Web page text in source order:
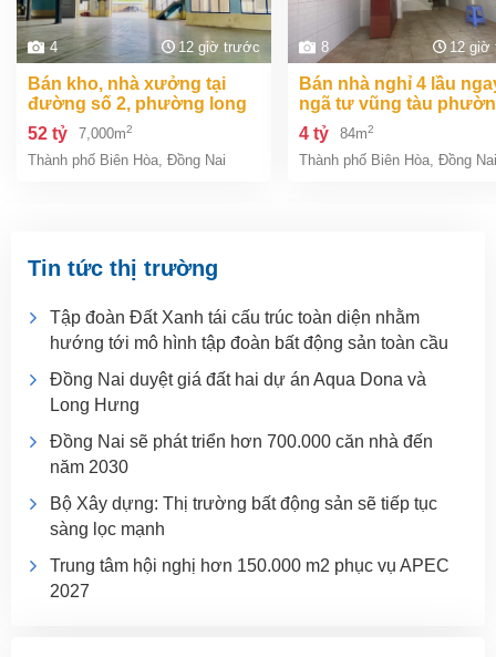
4 12 giờ trước
bán kho, nhà xưởng tại
đường số 2, phường long
bình, thành phố biên hòa,
đồng nai giá 52 tỷ
52 tỷ 7,000m2
Thành phố Biên Hòa, Đồng Nai
8 12 giờ
bán nhà nghỉ 4 lầu ngay
ngã tư vũng tàu
an bình biên hòa đồng
giá chỉ 4 tỷ
4 tỷ 84m2
Thành phố Biên Hòa, Đồng Nai
Tin tức thị trường
Tập đoàn Đất Xanh tái cấu trúc toàn diện nhằm
hướng tới mô hình tập đoàn bất động sản toàn cầu
Đồng Nai duyệt giá đất hai dự án Aqua Dona và
Long Hưng
Đồng Nai sẽ phát triển hơn 700.000 căn nhà đến
năm 2030
Bộ Xây dựng: Thị trường bất động sản sẽ tiếp tục
sàng lọc mạnh
Trung tâm hội nghị hơn 150.000 m2 phục vụ APEC
2027